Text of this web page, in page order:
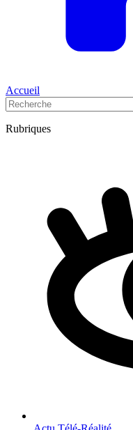
Accueil
Rubriques